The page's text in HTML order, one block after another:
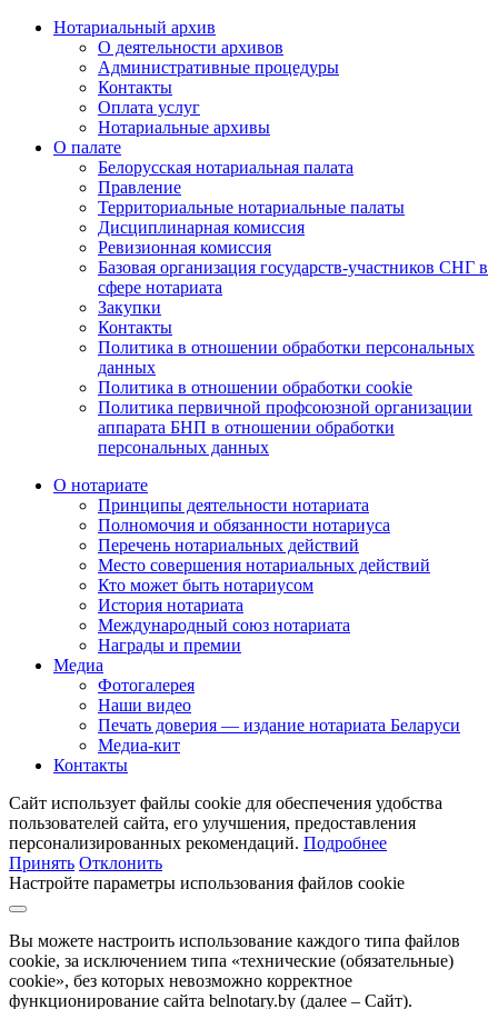
Нотариальный архив
О деятельности архивов
Административные процедуры
Контакты
Оплата услуг
Нотариальные архивы
О палате
Белорусская нотариальная палата
Правление
Территориальные нотариальные палаты
Дисциплинарная комиссия
Ревизионная комиссия
Базовая организация государств-участников СНГ в
сфере нотариата
Закупки
Контакты
Политика в отношении обработки персональных
данных
Политика в отношении обработки cookie
Политика первичной профсоюзной организации
аппарата БНП в отношении обработки
персональных данных
О нотариате
Принципы деятельности нотариата
Полномочия и обязанности нотариуса
Перечень нотариальных действий
Место совершения нотариальных действий
Кто может быть нотариусом
История нотариата
Международный союз нотариата
Награды и премии
Медиа
Фотогалерея
Наши видео
Печать доверия — издание нотариата Беларуси
Медиа-кит
Контакты
Сайт использует файлы cookie для обеспечения удобства
пользователей сайта, его улучшения, предоставления
персонализированных рекомендаций. Подробнее
Принять Отклонить
Настройте параметры использования файлов cookie
Вы можете настроить использование каждого типа файлов
cookie, за исключением типа «технические (обязательные)
cookie», без которых невозможно корректное
функционирование сайта belnotary.by (далее – Сайт).